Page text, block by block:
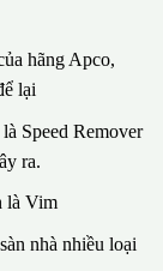
hãng Apco,
lại
Speed Remover
ra.
là Vim
nhà nhiều loại